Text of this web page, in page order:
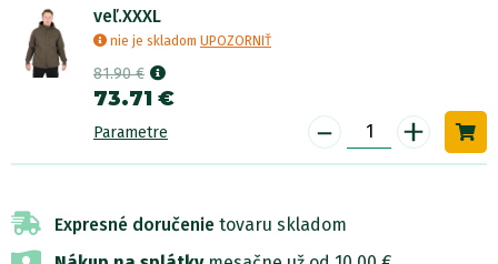
veľ.XXXL
nie je skladom UPOZORNIŤ
81.90 €
73.71 €
Parametre - +
Expresné doručenie tovaru skladom